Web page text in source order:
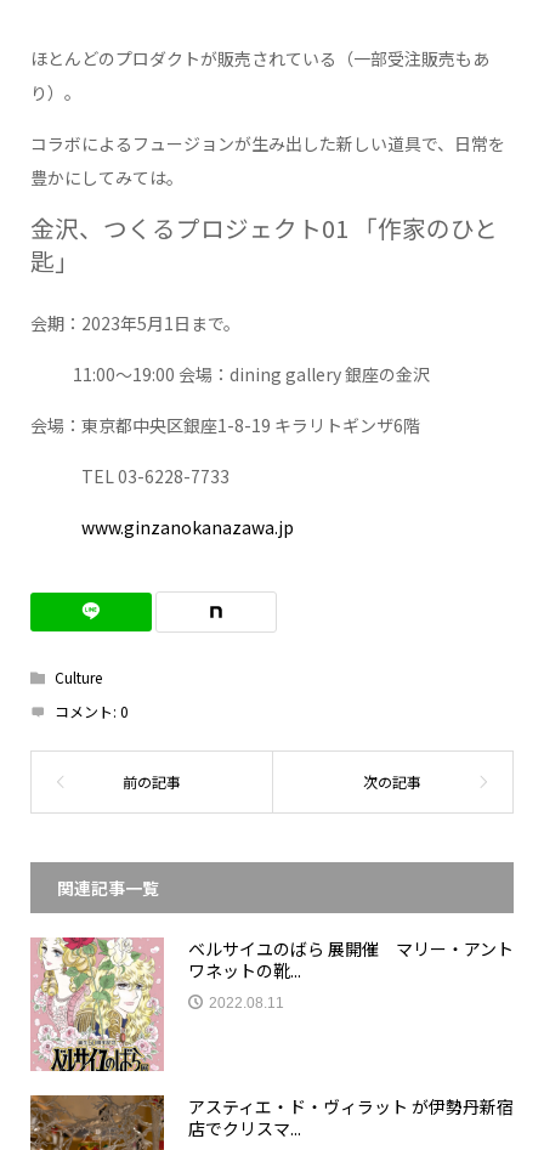
ほとんどのプロダクトが販売されている（一部受注販売もあ
り）。
コラボによるフュージョンが生み出した新しい道具で、日常を
豊かにしてみては。
金沢、つくるプロジェクト01 「作家のひと
匙」
会期：2023年5月1日まで。
11:00〜19:00 会場：dining gallery 銀座の金沢
会場：東京都中央区銀座1-8-19 キラリトギンザ6階
TEL 03-6228-7733
www.ginzanokanazawa.jp
Culture
コメント: 0
関連記事一覧
ベルサイユのばら 展開催 マリー・アント
ワネットの靴...
2022.08.11
アスティエ・ド・ヴィラット が伊勢丹新宿
店でクリスマ...